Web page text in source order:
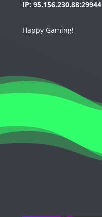
IP: 95.156.230.88:29944
Happy Gaming!